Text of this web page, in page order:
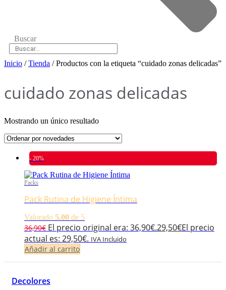
Buscar
Inicio /Tienda / Productos con la etiqueta “cuidado zonas delicadas”
cuidado zonas delicadas
Mostrando un único resultado
- 20%
Packs
Pack Rutina de Higiene Íntima
Valorado 5.00 de 5
36,90€ El precio original era: 36,90€.29,50€El precio
actual es: 29,50€. IVA Incluido
Añadir al carrito
Decolores